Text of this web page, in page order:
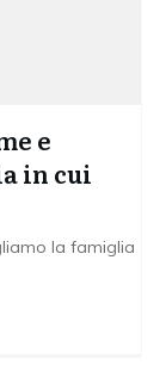
e
in cui
la famiglia